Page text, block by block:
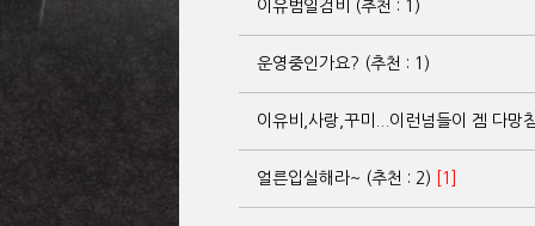
이유범일검비 (추천 : 1)
운영중인가요? (추천 : 1)
이유비,사랑,꾸미...이런넘들이 겜 다망
얼른입실해라~ (추천 : 2) [1]